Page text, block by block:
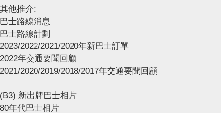
其他推介:
巴士路線消息
巴士路線計劃
2023/2022/2021/2020年新巴士訂單
2022年交通要聞回顧
2021/2020/2019/2018/2017年交通要聞回顧
(B3) 新出牌巴士相片
80年代巴士相片